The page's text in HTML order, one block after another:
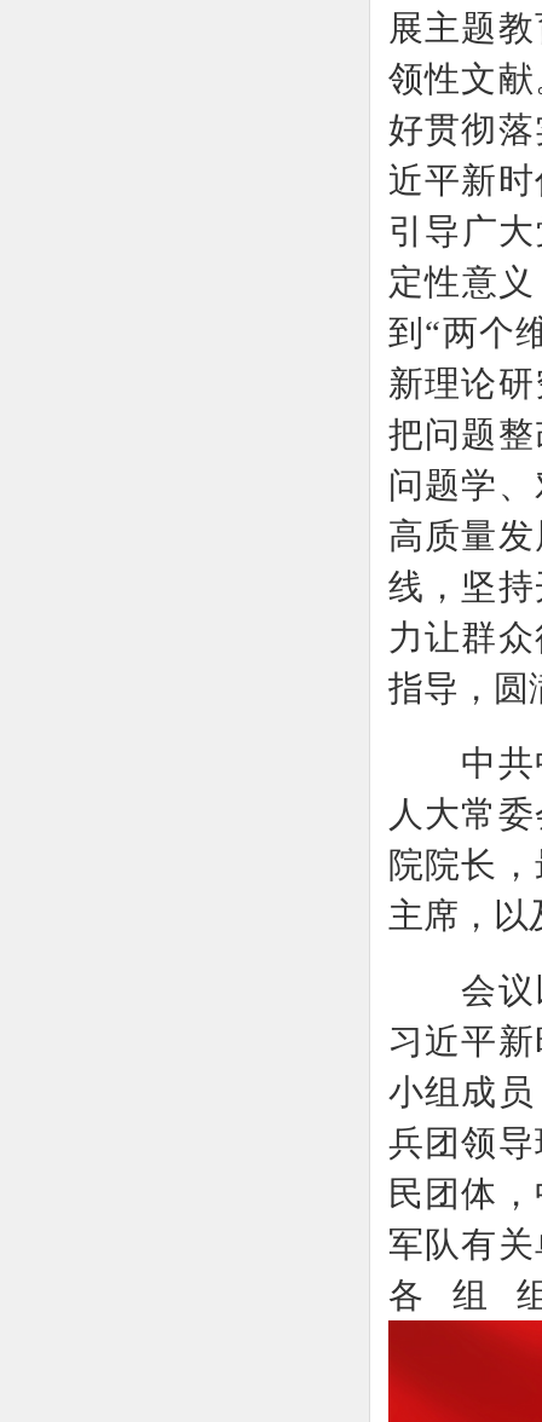
展主题
领性文
好贯彻
近平新
引导广
定性意
到“两个
新理论
把问题
问题学
高质量
线，坚
力让群
指导，圆
中共中
人大常
院院长
主席，以
会议以
习近平
小组成
兵团领
民团体
军队有
各组